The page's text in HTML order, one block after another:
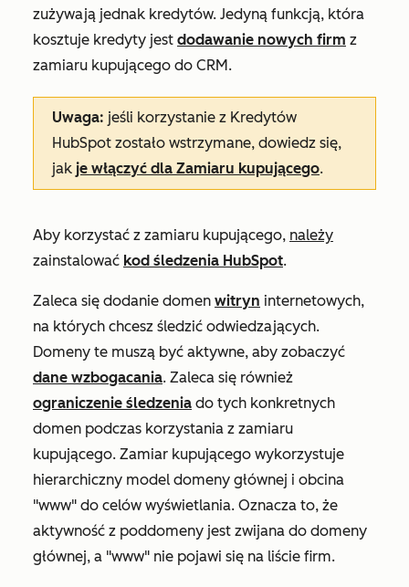
zużywają jednak kredytów. Jedyną funkcją, która
kosztuje kredyty jest dodawanie nowych firm z
zamiaru kupującego do CRM.
Uwaga: jeśli korzystanie z Kredytów
HubSpot zostało wstrzymane, dowiedz się,
jak je włączyć dla Zamiaru kupującego.
Aby korzystać z zamiaru kupującego, należy
zainstalować kod śledzenia HubSpot.
Zaleca się dodanie domen witryn internetowych,
na których chcesz śledzić odwiedzających.
Domeny te muszą być aktywne, aby zobaczyć
dane wzbogacania. Zaleca się również
ograniczenie śledzenia do tych konkretnych
domen podczas korzystania z zamiaru
kupującego. Zamiar kupującego wykorzystuje
hierarchiczny model domeny głównej i obcina
"www" do celów wyświetlania. Oznacza to, że
aktywność z poddomeny jest zwijana do domeny
głównej, a "www" nie pojawi się na liście firm.